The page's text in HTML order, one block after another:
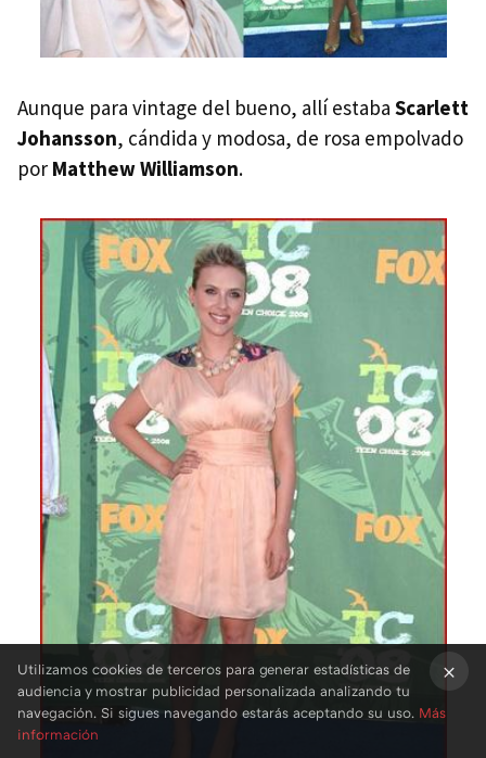
Aunque para vintage del bueno, allí estaba Scarlett
Johansson, cándida y modosa, de rosa empolvado
por Matthew Williamson.
Utilizamos cookies de terceros para generar estadísticas de
audiencia y mostrar publicidad personalizada analizando tu
navegación. Si sigues navegando estarás aceptando su uso. Más
información